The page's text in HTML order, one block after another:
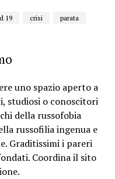
19 crisi
parata
uno spazio aperto a
studiosi o conoscitori
della russofobia
russofilia ingenua e
Graditissimi i pareri
Coordina il sito